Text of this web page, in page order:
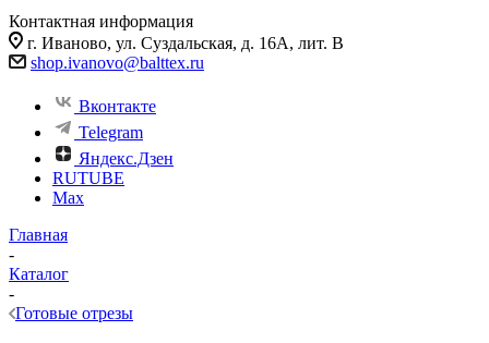
Контактная информация
г. Иваново, ул. Суздальская, д. 16А, лит. В
shop.ivanovo@balttex.ru
Вконтакте
Telegram
Яндекс.Дзен
RUTUBE
Max
Главная
-
Каталог
-
Готовые отрезы